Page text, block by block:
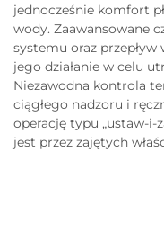
jednocześnie komfort
wody. Zaawansowane
systemu oraz
jego działanie w celu
Niezawodna kontrola
ciągłego nadzoru i
operację typu „ustaw-i-
jest przez zajętych